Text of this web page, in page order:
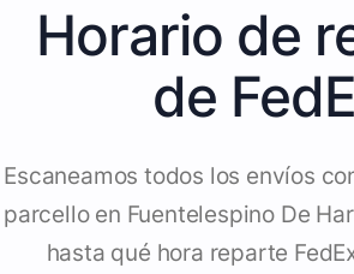
Horario de
de
Escaneamos todos los envíos
parcello en Fuentelespino De
hasta qué hora reparte